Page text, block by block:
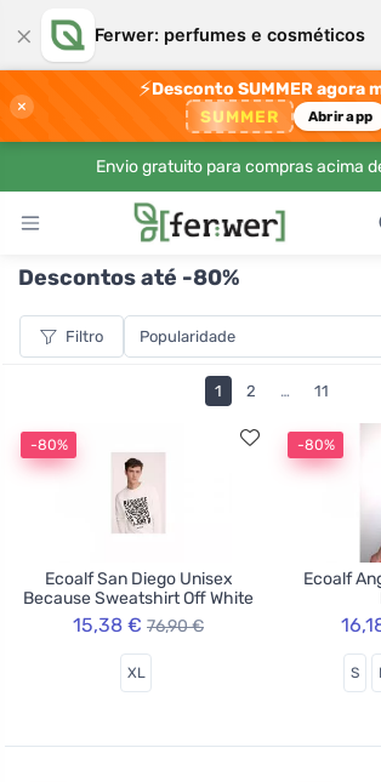
× Ferwer: perfumes e cosméticos
×
⚡Desconto SUMMER agora
SUMMER Abrir app
Envio gratuito para compras acima
Descontos até -80%
Filtro
1 2 … 11
-80%
Ecoalf San Diego Unisex
Because Sweatshirt Off White
15,38 € 76,90 €
XL
-80%
Ecoalf
S